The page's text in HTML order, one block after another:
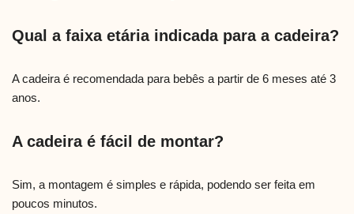
Qual a faixa etária indicada para a cadeira?
A cadeira é recomendada para bebês a partir de 6 meses até 3
anos.
A cadeira é fácil de montar?
Sim, a montagem é simples e rápida, podendo ser feita em
poucos minutos.